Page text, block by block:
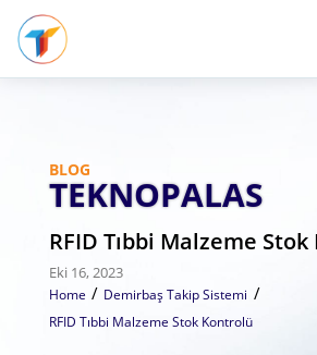
BLOG
TEKNOPALAS
RFID Tıbbi Malzeme
Eki 16, 2023
Home / Demirbaş Takip Sistemi /
RFID Tıbbi Malzeme Stok Kontrolü